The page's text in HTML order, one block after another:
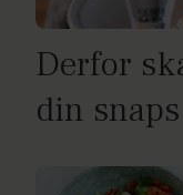
Derfor
din